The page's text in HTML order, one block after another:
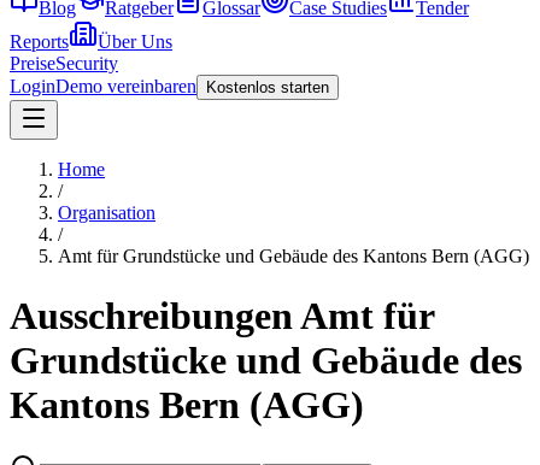
Blog Ratgeber Glossar Case Studies
Tender
Reports
Über Uns
PreiseSecurity
LoginDemo vereinbaren Kostenlos starten
Home
/
Organisation
/
Amt für Grundstücke und Gebäude des Kantons Bern (AGG)
Ausschreibungen Amt für
Grundstücke und Gebäude des
Kantons Bern (AGG)